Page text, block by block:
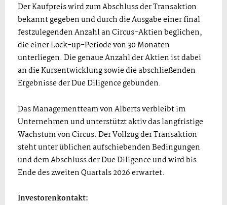
Der Kaufpreis wird zum Abschluss der Transaktion
bekannt gegeben und durch die Ausgabe einer final
festzulegenden Anzahl an Circus-Aktien beglichen,
die einer Lock-up-Periode von 30 Monaten
unterliegen. Die genaue Anzahl der Aktien ist dabei
an die Kursentwicklung sowie die abschließenden
Ergebnisse der Due Diligence gebunden.
Das Managementteam von Alberts verbleibt im
Unternehmen und unterstützt aktiv das langfristige
Wachstum von Circus. Der Vollzug der Transaktion
steht unter üblichen aufschiebenden Bedingungen
und dem Abschluss der Due Diligence und wird bis
Ende des zweiten Quartals 2026 erwartet.
Investorenkontakt: